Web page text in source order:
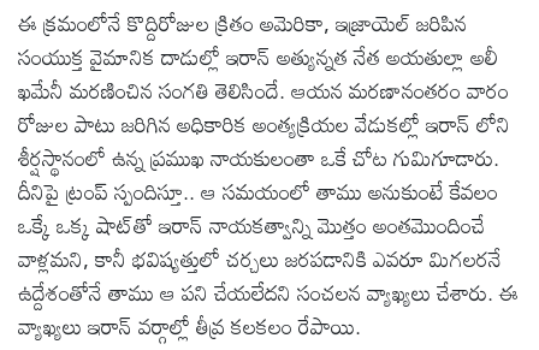
ఈ క్రమంలోనే కొద్దిరోజుల క్రితం అమెరికా, ఇజ్రాయెల్ జరిపిన
సంయుక్త వైమానిక దాడుల్లో ఇరాన్ అత్యున్నత నేత అయతుల్లా అలీ
ఖమేనీ మరణించిన సంగతి తెలిసిందే. ఆయన మరణానంతరం వారం
రోజుల పాటు జరిగిన అధికారిక అంత్యక్రియల వేడుకల్లో ఇరాన్ లోని
శీర్షస్థానంలో ఉన్న ప్రముఖ నాయకులంతా ఒకే చోట గుమిగూడారు.
దీనిపై ట్రంప్ స్పందిస్తూ.. ఆ సమయంలో తాము అనుకుంటే కేవలం
ఒక్కే ఒక్క షాట్‌తో ఇరాన్ నాయకత్వాన్ని మొత్తం అంతమొందించే
వాళ్లమని, కానీ భవిష్యత్తులో చర్చలు జరపడానికి ఎవరూ మిగలరనే
ఉద్దేశంతోనే తాము ఆ పని చేయలేదని సంచలన వ్యాఖ్యలు చేశారు. ఈ
వ్యాఖ్యలు ఇరాన్ వర్గాల్లో తీవ్ర కలకలం రేపాయి.